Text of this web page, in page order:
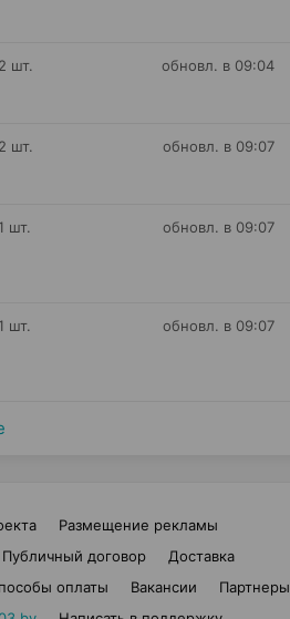
2 шт. обновл. в 09:04
2 шт. обновл. в 09:07
1 шт. обновл. в 09:07
1 шт. обновл. в 09:07
Размещение рекламы
Публичный договор
Доставка
оплаты Вакансии
Партнеры